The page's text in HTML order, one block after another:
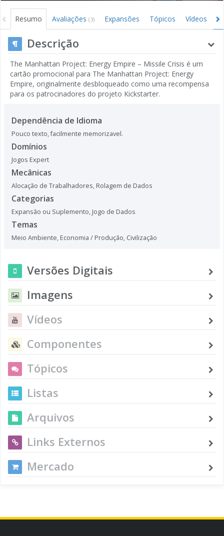
Resumo Avaliações (3) Expansões Tópicos Vídeos
Descrição
The Manhattan Project: Energy Empire – Missile Crisis é um
cartão promocional para The Manhattan Project: Energy
Empire, originalmente desbloqueado como uma recompensa
para os patrocinadores do projeto Kickstarter.
Dependência de Idioma
Pouco texto, facilmente memorizavel.
Domínios
Jogos Expert
Mecânicas
Alocação de Trabalhadores, Rolagem de Dados
Categorias
Expansão ou Suplemento, Jogo de Dados
Temas
Meio Ambiente, Economia / Produção, Civilização
Versões Digitais
Imagens
Vídeos
Componentes
Tópicos
Listas
Arquivos
Links Externos
Mercado